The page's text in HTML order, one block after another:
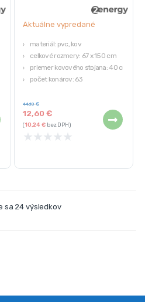
Aktuálne vypredané
materiál: pvc, kov
celkové rozmery: 67 x 150 cm
priemer kovového stojana: 40 cm
počet konárov: 63
12,60€
44,10€
(10,24€bez DPH)
★ ★ ★ ★ ★
sa 24 výsledkov